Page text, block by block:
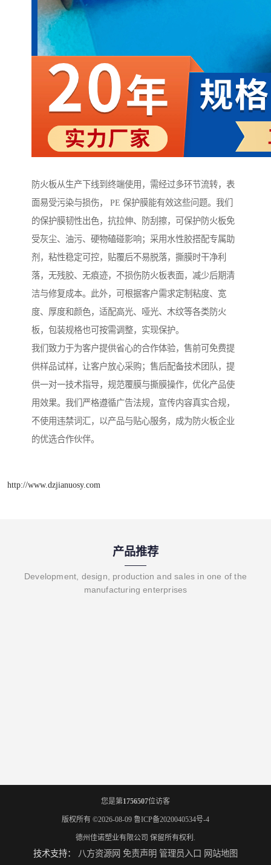
防火板从生产下线到终端使用，需经过多环节流转，表
面易受污染与损伤， PE 保护膜能有效这些问题。我们
的保护膜韧性出色，抗拉伸、防刮擦，可保护防火板免
受灰尘、油污、硬物磕碰影响；采用水性胶搭配专属助
剂，粘性稳定可控，贴覆后不易脱落，撕膜时干净利
落，无残胶、无痕迹，不损伤防火板表面，减少后期清
洁与修复成本。此外，可根据客户需求定制粘度、宽
度、厚度和颜色，适配高光、哑光、木纹等各类防火
板，包装规格也可按需调整，实现保护。
我们致力于为客户提供省心的合作体验，售前可免费提
供样品试样，让客户放心采购；售后配备技术团队，提
供一对一技术指导，规范覆膜与撕膜操作，优化产品使
用效果。我们严格遵循广告法规，宣传内容真实合规，
不使用违禁词汇，以产品与贴心服务，成为防火板企业
的优选合作伙伴。
http://www.dzjianuosy.com
产品推荐
Development, design, production and sales in one of the
manufacturing enterprises
您是第1756507位访客
版权所有 ©2026-08-09 鲁ICP备2020040534号-4
德州佳诺塑业有限公司 保留所有权利.
技术支持： 八方资源网 免责声明 管理员入口 网站地图